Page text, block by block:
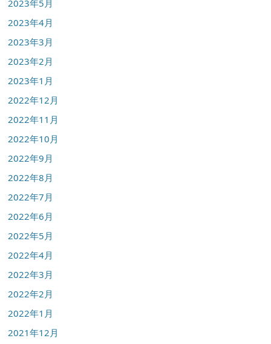
2023年5月
2023年4月
2023年3月
2023年2月
2023年1月
2022年12月
2022年11月
2022年10月
2022年9月
2022年8月
2022年7月
2022年6月
2022年5月
2022年4月
2022年3月
2022年2月
2022年1月
2021年12月